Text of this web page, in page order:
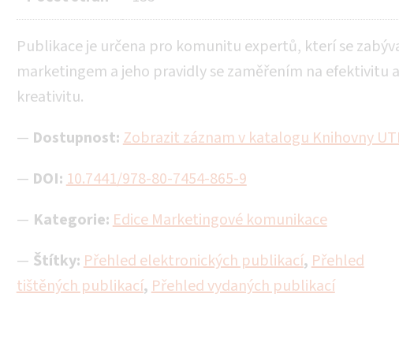
Publikace je určena pro komunitu expertů, kterí se
marketingem a jeho pravidly se zaměřením na efektivitu a
kreativitu.
— Dostupnost:Zobrazit záznam v katalogu Knihovny
— DOI:10.7441/978-80-7454-865-9
Kategorie:Edice Marketingové komunikace
Štítky:Přehled elektronických publikací,Přehled
tištěných publikací,Přehled vydaných publikací